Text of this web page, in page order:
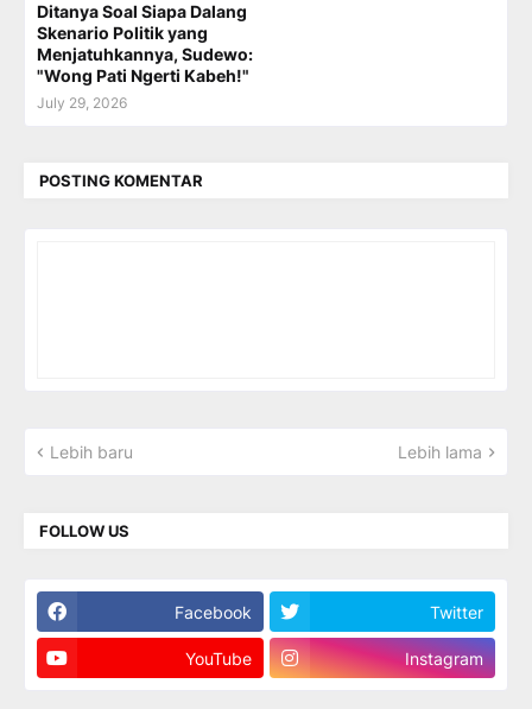
Ditanya Soal Siapa Dalang
Skenario Politik yang
Menjatuhkannya, Sudewo:
"Wong Pati Ngerti Kabeh!"
July 29, 2026
POSTING KOMENTAR
Lebih baru Lebih lama
FOLLOW US
Facebook Twitter
YouTube Instagram